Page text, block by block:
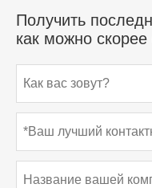
Получить
как можно